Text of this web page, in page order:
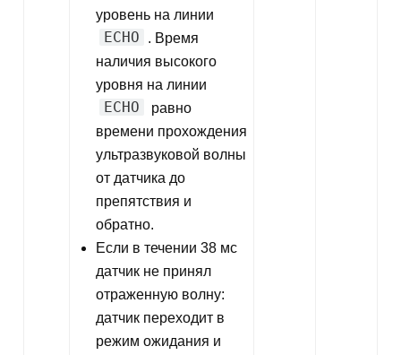
уровень на линии
ECHO
. Время
наличия высокого
уровня на линии
ECHO
равно
времени прохождения
ультразвуковой волны
от датчика до
препятствия и
обратно.
Если в течении 38 мс
датчик не принял
отраженную волну:
датчик переходит в
режим ожидания и